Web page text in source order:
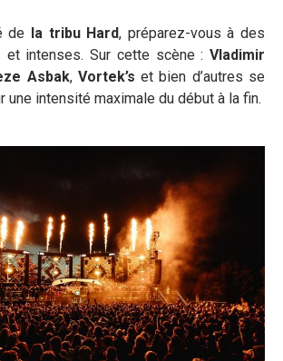
de la tribu Hard, préparez-vous à des
et intenses. Sur cette scène : Vladimir
Asbak, Vortek’s et bien d’autres se
une intensité maximale du début à la fin.